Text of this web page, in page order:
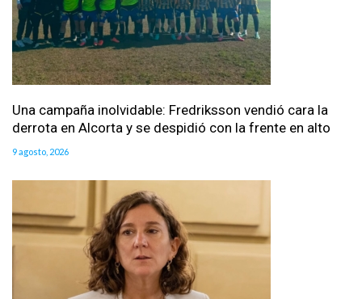
Una campaña inolvidable: Fredriksson vendió cara la
derrota en Alcorta y se despidió con la frente en alto
9 agosto, 2026